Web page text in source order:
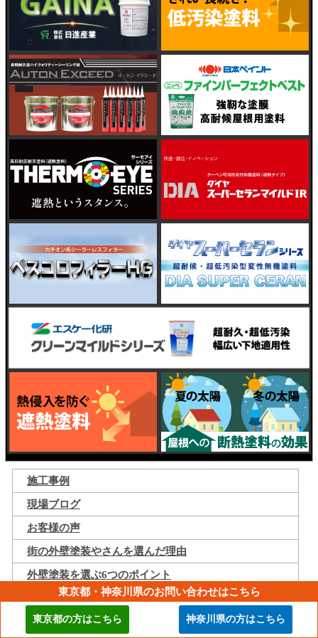
施工事例
現場ブログ
お客様の声
街の外壁塗装やさんを選んだ理由
外壁塗装を選ぶ6つのポイント
外壁・屋根塗装だけで雨漏りは直せません
外壁塗装の疑問や不安なんでもQ&A
東京都・神奈川県のお問い合わせはこちら
東京都の方はこちら 神奈川県の方はこちら